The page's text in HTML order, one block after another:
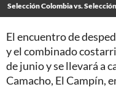
Selección Colombia vs.
El encuentro de
y el combinado
de junio y se llevará a
Camacho, El Campín,